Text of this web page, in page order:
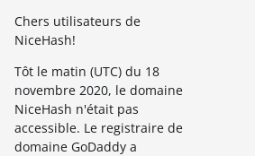
Chers utilisateurs de
NiceHash!
Tôt le matin (UTC) du 18
novembre 2020, le domaine
NiceHash n'était pas
accessible. Le registraire de
domaine GoDaddy a